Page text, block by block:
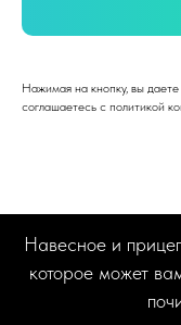
Нажимая на кнопку, вы
соглашаетесь c политикой
Навесное и
которое может